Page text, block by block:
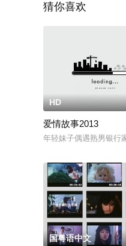
猜你喜欢
HD
爱情故事2013
年轻妹子偶遇熟男银行
国粤语中文